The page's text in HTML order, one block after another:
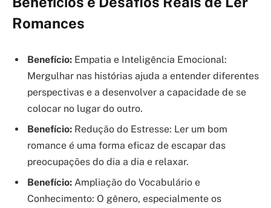
Romances
Benefício: Empatia e Inteligência Emocional:
Mergulhar nas histórias ajuda a entender diferentes
perspectivas e a desenvolver a capacidade de se
colocar no lugar do outro.
Benefício: Redução do Estresse: Ler um bom
romance é uma forma eficaz de escapar das
preocupações do dia a dia e relaxar.
Benefício: Ampliação do Vocabulário e
Conhecimento: O gênero, especialmente os